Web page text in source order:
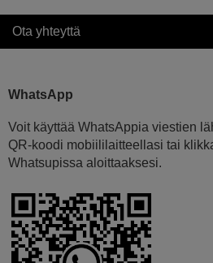
Ota yhteyttä
WhatsApp
Voit käyttää WhatsAppia viestien
QR-koodi mobiililaitteellasi tai
Whatsupissa aloittaaksesi.